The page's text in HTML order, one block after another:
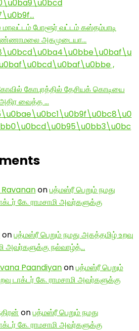
போளூர் வட்டம் கஸ்தம்பாடி
அகமுடையா…
,
கோபுரத்தில் தேசியக் கொடியை
அதிர வைத்த …
onபத்மஸ்ரீ பெறும் நமது
கே. ராமசாமி அவர்களுக்கு
onபத்மஸ்ரீ பெறும் நமது அகத்தமிழ் உறவு
அவர்களுக்கு நல்வாழ்த்…
Paandiyanonபத்மஸ்ரீ பெறும்
டாக்டர் கே. ராமசாமி அவர்களுக்கு
onபத்மஸ்ரீ பெறும் நமது
கே. ராமசாமி அவர்களுக்கு